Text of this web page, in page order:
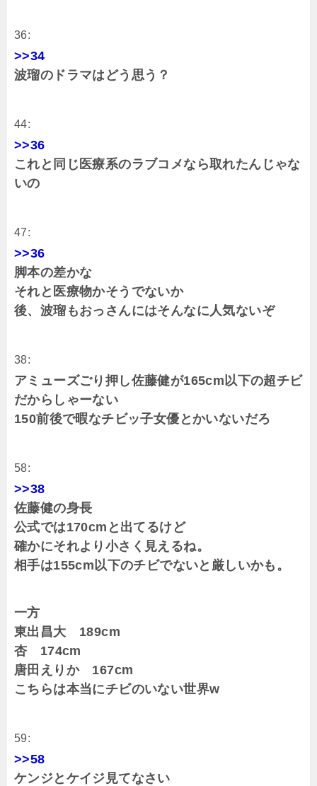
36:
>>34
波瑠のドラマはどう思う？
44:
>>36
これと同じ医療系のラブコメなら取れたんじゃな
いの
47:
>>36
脚本の差かな
それと医療物かそうでないか
後、波瑠もおっさんにはそんなに人気ないぞ
38:
アミューズごり押し佐藤健が165cm以下の超チビ
だからしゃーない
150前後で暇なチビッ子女優とかいないだろ
58:
>>38
佐藤健の身長
公式では170cmと出てるけど
確かにそれより小さく見えるね。
相手は155cm以下のチビでないと厳しいかも。
一方
東出昌大 189cm
杏 174cm
唐田えりか 167cm
こちらは本当にチビのいない世界w
59:
>>58
ケンジとケイジ見てなさい